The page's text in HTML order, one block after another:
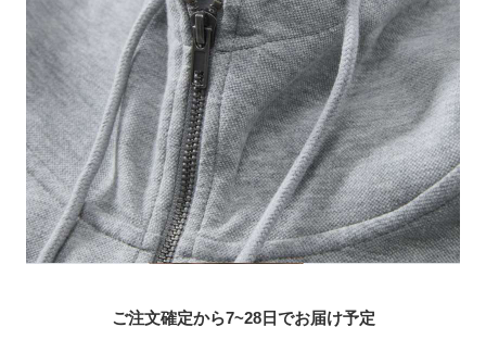
ご注文確定から7~28日でお届け予定